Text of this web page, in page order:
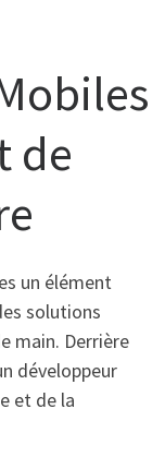
de
un élément
solutions
main. Derrière
développeur
et de la